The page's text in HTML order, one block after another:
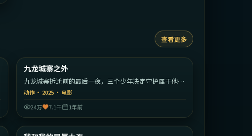
查看更多
最新
2:20:26
九龙城寨之外
九龙城寨拆迁前的最后一夜，三个少年决定守护属于他们
的江湖。
动作 · 2025 · 电影
24万
7.1千 1年前